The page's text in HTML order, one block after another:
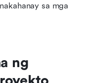
sa mga
ng